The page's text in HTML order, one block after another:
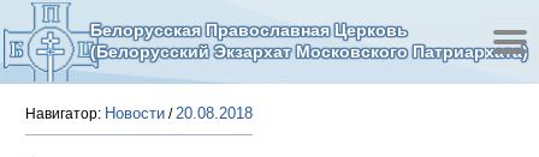
Белорусская Православная Церковь
(Белорусский Экзархат Московского Патриархата)
Навигатор: Новости /20.08.2018